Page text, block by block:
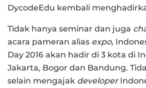
DycodeEdu kembali
Tidak hanya seminar dan juga
acara pameran alias expo,
Day 2016 akan hadir di 3 kota di
Jakarta, Bogor dan Bandung.
selain mengajak developer